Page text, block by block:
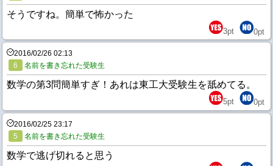
そうですね。簡単で怖かった
3pt 0pt
2016/02/26 02:13
6
名前を書き忘れた受験生
数学の第3問簡単すぎ！あれは東工大受験生を舐めてる。
5pt 0pt
2016/02/25 23:17
5
名前を書き忘れた受験生
数学で逃げ切れると思う